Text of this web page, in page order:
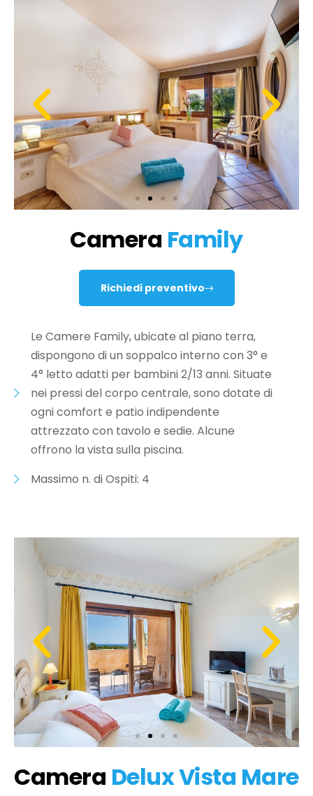
Camera Family
Richiedi preventivo
Le Camere Family, ubicate al piano terra,
dispongono di un soppalco interno con 3° e
4° letto adatti per bambini 2/13 anni. Situate
nei pressi del corpo centrale, sono dotate di
ogni comfort e patio indipendente
attrezzato con tavolo e sedie. Alcune
offrono la vista sulla piscina.
Massimo n. di Ospiti: 4
Camera Delux Vista Mare